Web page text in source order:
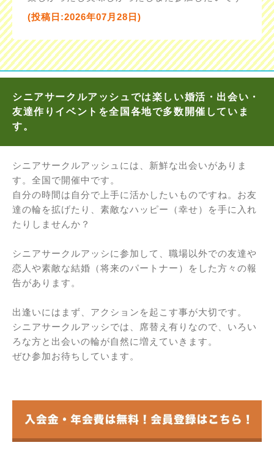
(投稿日:2026年07月28日)
シニアサークルアッシュでは楽しい婚活・出会い・
友達作りイベントを全国各地で多数開催していま
す。
シニアサークルアッシュには、新鮮な出会いがありま
す。全国で開催中です。
自分の時間は自分で上手に活かしたいものですね。お友
達の輪を拡げたり、素敵なハッピー（幸せ）を手に入れ
たりしませんか？
シニアサークルアッシに参加して、職場以外での友達や
恋人や素敵な結婚（将来のパートナー）をした方々の報
告があります。
出逢いにはまず、アクションを起こす事が大切です。
シニアサークルアッシでは、席替え有りなので、いろい
ろな方と出会いの輪が自然に増えていきます。
ぜひ参加お待ちしています。